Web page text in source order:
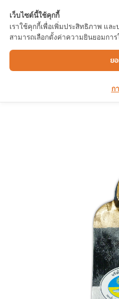
จ
เว็บไซต์นี้ใช้คุกกี้
เราใช้คุกกี้เพื่อเพิ่มประสิทธิภาพ แ
สามารถเลือกตั้งค่าความยินยอมกา
ย
ก